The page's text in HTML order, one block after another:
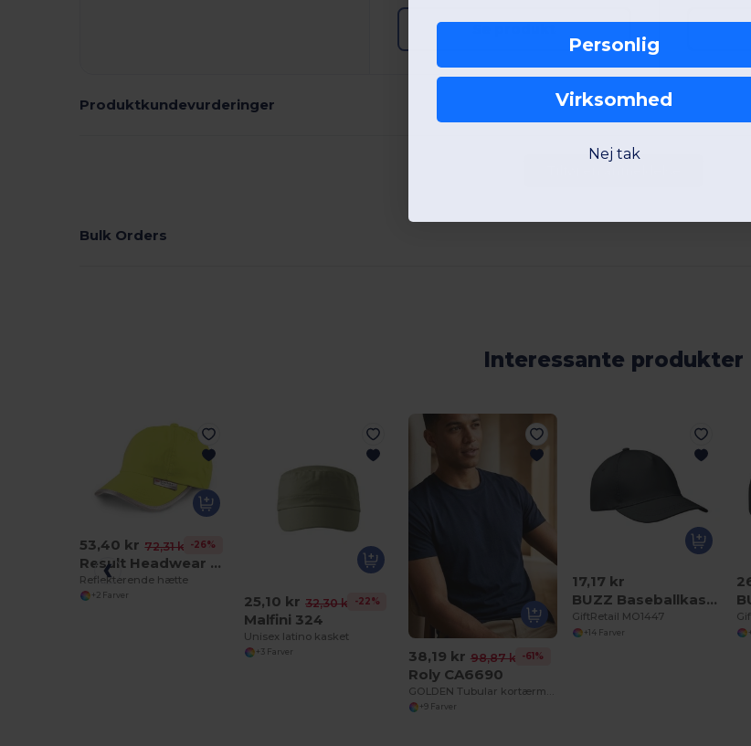
Produktkundevurderinger
Bulk Orders
Interessante produkter
53,40 kr 72,31 kr -26%
Result Headwear RC35
Reflekterende hætte
+2 Farver 25,10 kr 32,30 kr -22%
Malfini 324
Unisex latino kasket
+3 Farver 38,19 kr 98,87 kr -61%
Roly CA6690
+9 Farver
17,17 kr
BUZZ Baseballkasket med 5 paneler
GiftRetail MO1447
+14 Farver
Personlig
Virksomhed
Nej tak